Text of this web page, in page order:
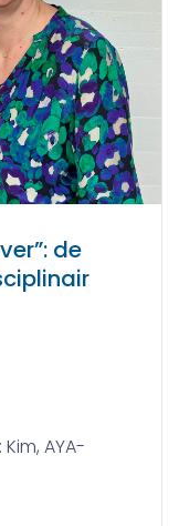
de
AYA-